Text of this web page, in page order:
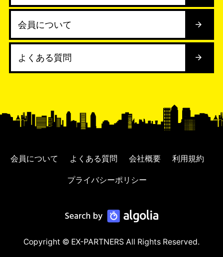
会員について
よくある質問
会員について よくある質問 会社概要 利用規約
プライバシーポリシー
Copyright © EX-PARTNERS All Rights Reserved.